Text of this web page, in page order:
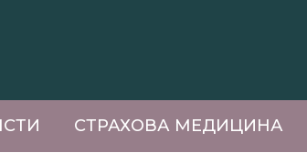
СТРАХОВА МЕДИЦИНА